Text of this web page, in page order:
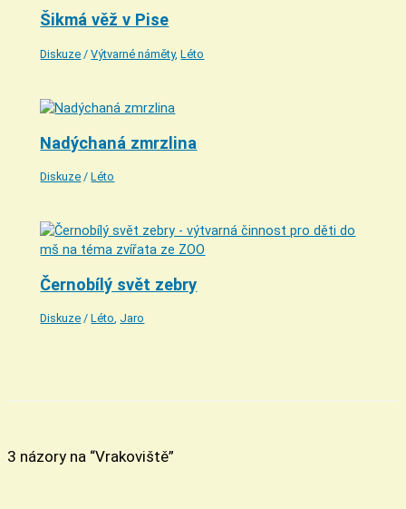
Šikmá věž v Pise
Diskuze /Výtvarné náměty,Léto
Nadýchaná zmrzlina
Diskuze /Léto
Černobílý svět zebry
Diskuze /Léto Jaro
3 názory na “Vrakoviště”